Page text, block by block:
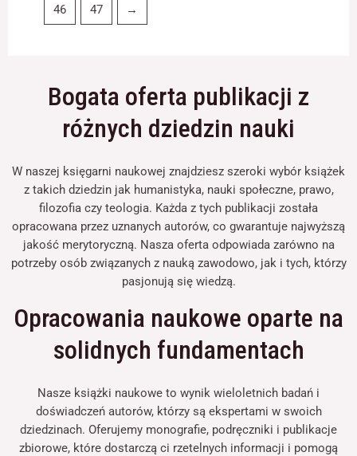
46 47 →
Bogata oferta publikacji z
różnych dziedzin nauki
W naszej księgarni naukowej znajdziesz szeroki wybór książek
z takich dziedzin jak humanistyka, nauki społeczne, prawo,
filozofia czy teologia. Każda z tych publikacji została
opracowana przez uznanych autorów, co gwarantuje najwyższą
jakość merytoryczną. Nasza oferta odpowiada zarówno na
potrzeby osób związanych z nauką zawodowo, jak i tych, którzy
pasjonują się wiedzą.
Opracowania naukowe oparte na
solidnych fundamentach
Nasze książki naukowe to wynik wieloletnich badań i
doświadczeń autorów, którzy są ekspertami w swoich
dziedzinach. Oferujemy monografie, podręczniki i publikacje
zbiorowe, które dostarczą ci rzetelnych informacji i pomogą